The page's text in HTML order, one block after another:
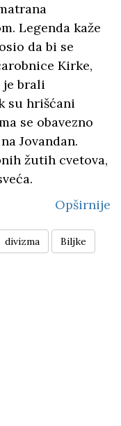
Legenda kaže
da bi se
Kirke,
je brali
su hrišćani
se obavezno
Jovandan.
žutih cvetova,
Opširnije
divizma Biljke